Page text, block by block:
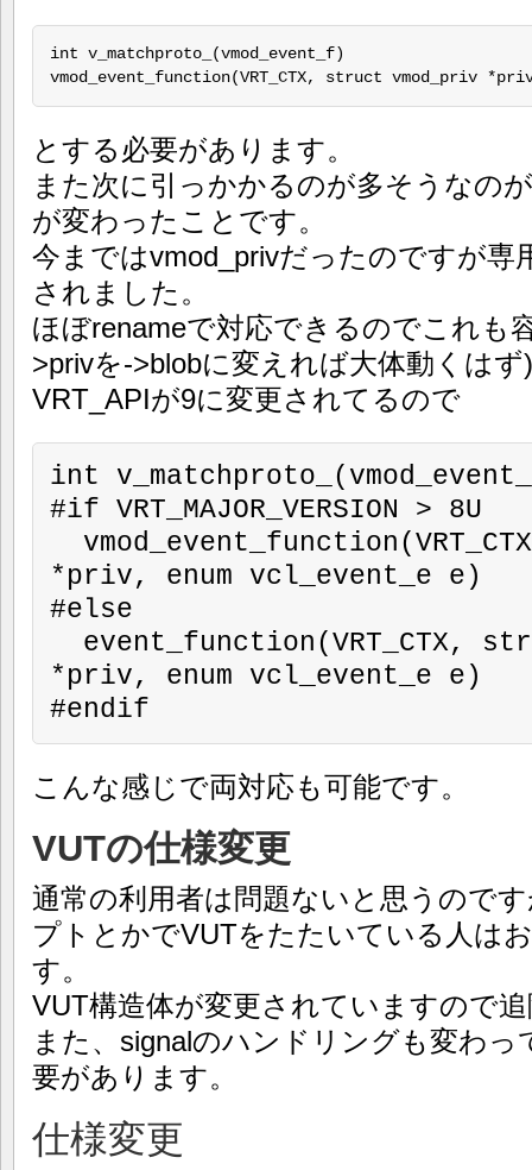
int v_matchproto_(vmod_event_f)
vmod_event_function(VRT_CTX, struct vmod_priv
とする必要があります。
また次に引っかかるのが多そうなの
が変わったことです。
今まではvmod_privだったのですが専
されました。
ほぼrenameで対応できるのでこれも
>privを->blobに変えれば大体動くはず)
VRT_APIが9に変更されてるので
int
#if VRT_MAJOR_VERSION > 8U
*priv, enum vcl_event_e e)
#else
*priv, enum vcl_event_e e)
#endif
こんな感じで両対応も可能です。
VUTの仕様変更
通常の利用者は問題ないと思うので
プトとかでVUTをたたいている人は
す。
VUT構造体が変更されていますので
また、signalのハンドリングも変わ
要があります。
仕様変更